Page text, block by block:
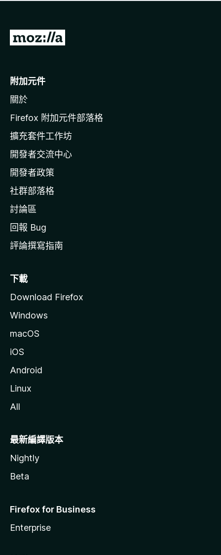
有
前
o
i
l
a
官
網
附加元件
關於
Firefox 附加元件部落格
擴充套件工作坊
開發者交流中心
開發者政策
社群部落格
討論區
回報 Bug
評論撰寫指南
下載
Download Firefox
Windows
macOS
iOS
Android
Linux
All
最新編譯版本
Nightly
Beta
Firefox for Business
Enterprise